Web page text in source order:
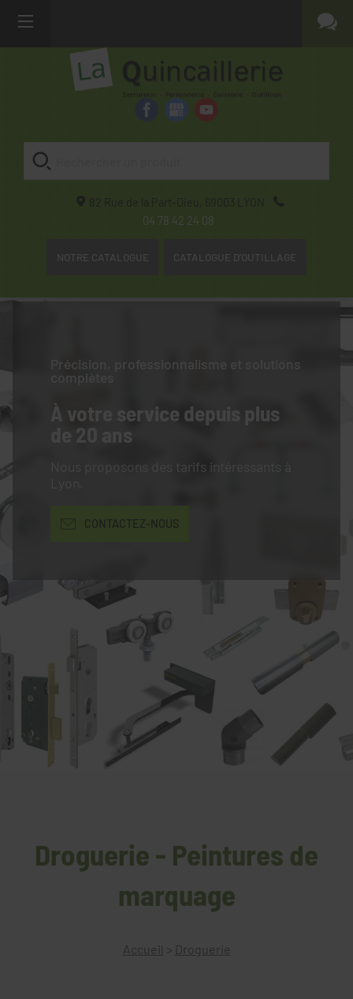
82 Rue de la Part-Dieu, 69003
LYON
04 78 42 24 08
NOTRE CATALOGUE CATALOGUE D'OUTILLAGE
Précision, professionnalisme et solutions
complètes
À votre service depuis plus
de 20 ans
Nous proposons des tarifs intéressants à
CONTACTEZ-NOUS
Droguerie - Peintures de
marquage
Accueil > Droguerie